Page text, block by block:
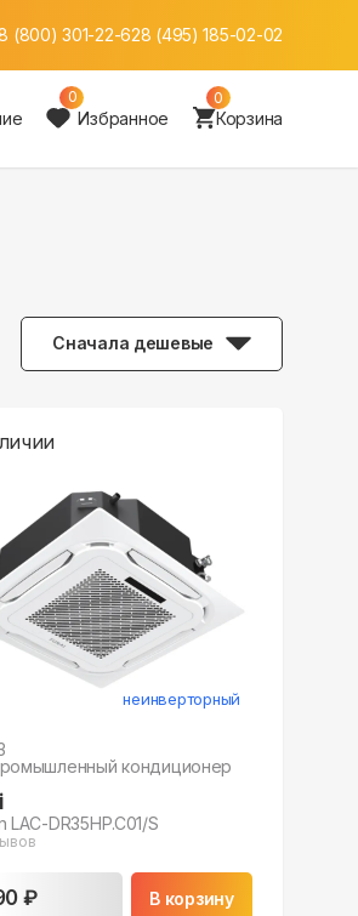
(800) 301-22-628 (495) 185-02-02
0
Избранное
0
Корзина
Сначала дешевые
неинверторный
кондиционер
LAC-DR35HP.C01/S
₽ В корзину